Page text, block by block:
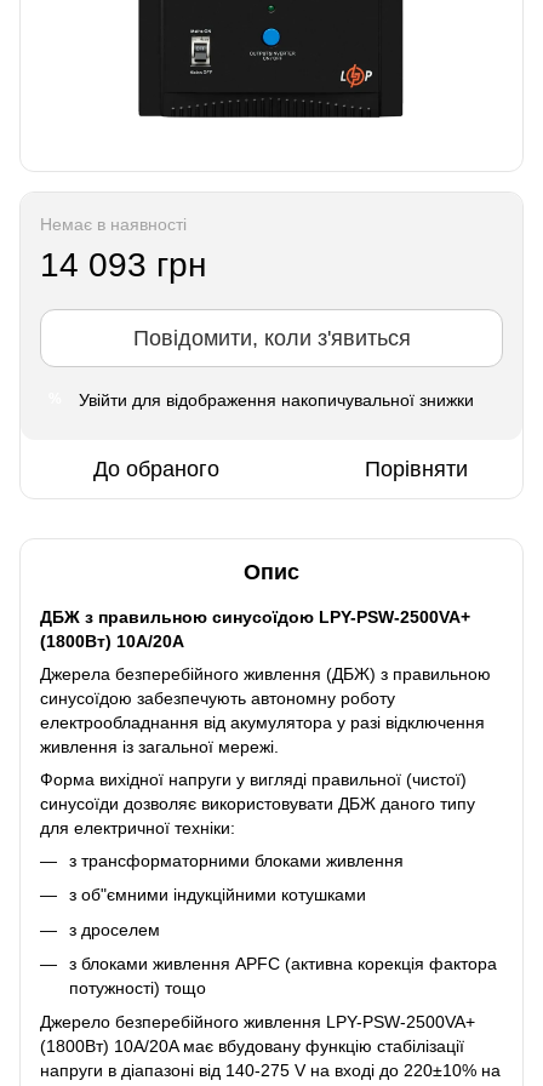
Немає в наявності
14 093 грн
Повідомити, коли з'явиться
Увійти для відображення накопичувальної знижки
До обраного Порівняти
Опис
ДБЖ з правильною синусоїдою LPY-PSW-2500VA+
(1800Вт) 10A/20A
Джерела безперебійного живлення (ДБЖ) з правильною
синусоїдою забезпечують автономну роботу
електрообладнання від акумулятора у разі відключення
живлення із загальної мережі.
Форма вихідної напруги у вигляді правильної (чистої)
синусоїди дозволяє використовувати ДБЖ даного типу
для електричної техніки:
з трансформаторними блоками живлення
з об"ємними індукційними котушками
з дроселем
з блоками живлення APFC (активна корекція фактора
потужності) тощо
Джерело безперебійного живлення LPY-PSW-2500VA+
(1800Вт) 10A/20A має вбудовану функцію стабілізації
напруги в діапазоні від 140-275 V на вході до 220±10% на